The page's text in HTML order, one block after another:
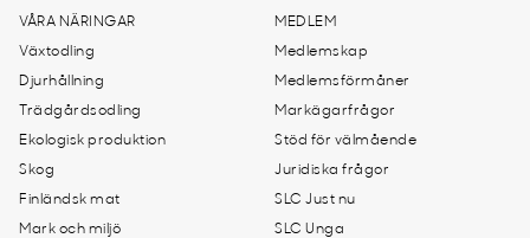
VÅRA NÄRINGAR
Växtodling
Djurhållning
Trädgårdsodling
Ekologisk produktion
Skog
Finländsk mat
Mark och miljö
MEDLEM
Medlemskap
Medlemsförmåner
Markägarfrågor
Stöd för välmående
Juridiska frågor
SLC Just nu
SLC Unga